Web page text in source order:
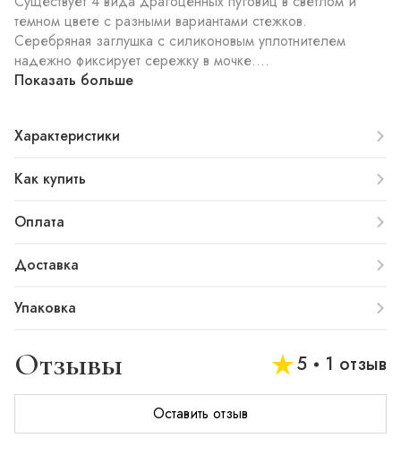
темном цвете с разными вариантами стежков.
Серебряная заглушка с силиконовым уплотнителем
надежно фиксирует сережку в мочке....
Показать больше
Характеристики
Как купить
Оплата
Доставка
Упаковка
Отзывы 5 1 отзыв
Оставить отзыв